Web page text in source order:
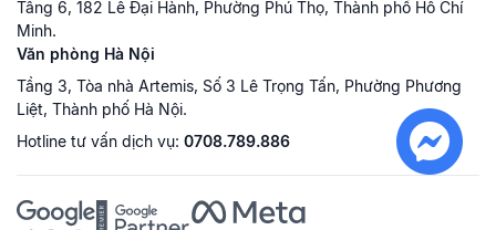
Tầng 6, 182 Lê Đại Hành, Phường Phú Thọ, Thành phố Hồ Chí
Minh.
Văn phòng Hà Nội
Tầng 3, Tòa nhà Artemis, Số 3 Lê Trọng Tấn, Phường Phương
Liệt, Thành phố Hà Nội.
Hotline tư vấn dịch vụ: 0708.789.886